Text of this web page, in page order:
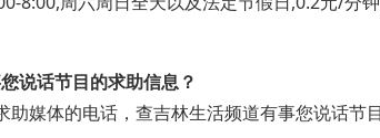
说话节目的求助信息？
媒体的电话，查吉林生活频道有事您说话节